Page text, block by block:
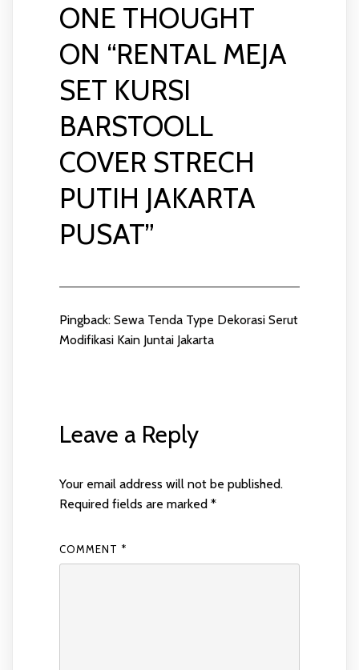
ONE THOUGHT
ON “RENTAL MEJA
SET KURSI
BARSTOOLL
COVER STRECH
PUTIH JAKARTA
PUSAT”
Pingback:Sewa Tenda Type Dekorasi Serut
Modifikasi Kain Juntai Jakarta
Leave a Reply
Your email address will not be published.
Required fields are marked*
COMMENT *